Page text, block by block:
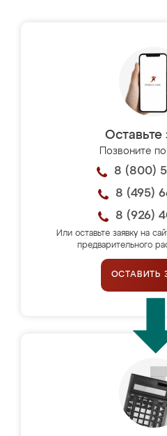
Оставьте
Позвоните
8 (800)
8 (495)
8 (926)
Или оставьте заявку на
предварительного
ОСТАВИТЬ